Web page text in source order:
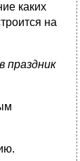
каких
на
праздник